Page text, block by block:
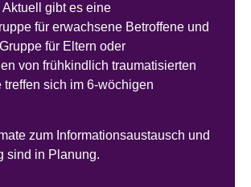
Aktuell gibt es eine
für erwachsene Betroffene und
für Eltern oder
von frühkindlich traumatisierten
treffen sich im 6-wöchigen
zum Informationsaustausch und
sind in Planung.